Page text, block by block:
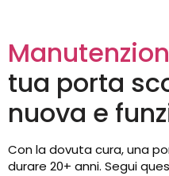
tua porta
nuova e
Con la dovuta cura, una
durare 20+ anni. Segui